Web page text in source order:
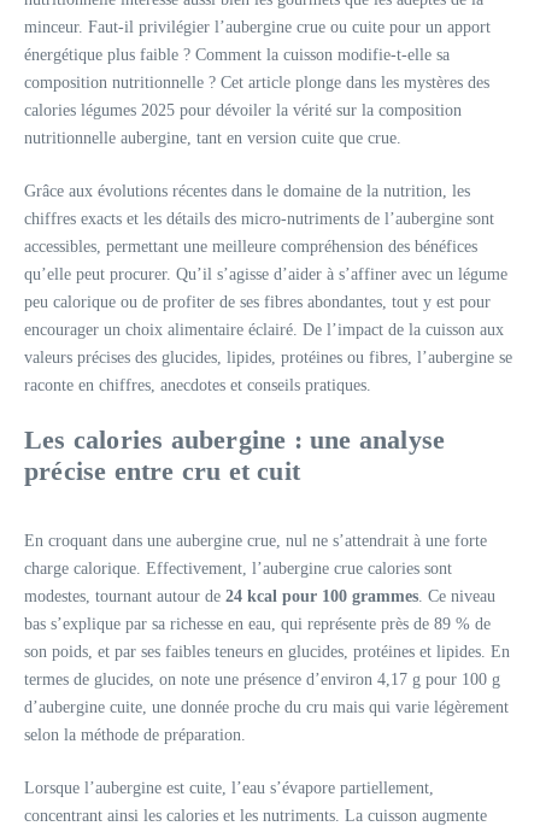
minceur. Faut-il privilégier l’aubergine crue ou cuite pour un apport
énergétique plus faible ? Comment la cuisson modifie-t-elle sa
composition nutritionnelle ? Cet article plonge dans les mystères des
calories légumes 2025 pour dévoiler la vérité sur la composition
nutritionnelle aubergine, tant en version cuite que crue.
Grâce aux évolutions récentes dans le domaine de la nutrition, les
chiffres exacts et les détails des micro-nutriments de l’aubergine sont
accessibles, permettant une meilleure compréhension des bénéfices
qu’elle peut procurer. Qu’il s’agisse d’aider à s’affiner avec un légume
peu calorique ou de profiter de ses fibres abondantes, tout y est pour
encourager un choix alimentaire éclairé. De l’impact de la cuisson aux
valeurs précises des glucides, lipides, protéines ou fibres, l’aubergine se
raconte en chiffres, anecdotes et conseils pratiques.
Les calories aubergine : une analyse
précise entre cru et cuit
En croquant dans une aubergine crue, nul ne s’attendrait à une forte
charge calorique. Effectivement, l’aubergine crue calories sont
modestes, tournant autour de 24 kcal pour 100 grammes. Ce niveau
bas s’explique par sa richesse en eau, qui représente près de 89 % de
son poids, et par ses faibles teneurs en glucides, protéines et lipides. En
termes de glucides, on note une présence d’environ 4,17 g pour 100 g
d’aubergine cuite, une donnée proche du cru mais qui varie légèrement
selon la méthode de préparation.
Lorsque l’aubergine est cuite, l’eau s’évapore partiellement,
concentrant ainsi les calories et les nutriments. La cuisson augmente